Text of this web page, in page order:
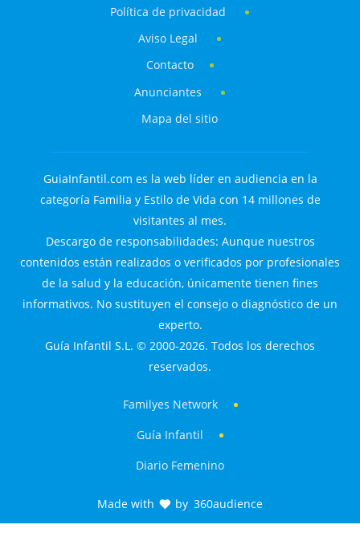
Política de privacidad
Aviso Legal
Contacto
Anunciantes
Mapa del sitio
GuiaInfantil.com es la web líder en audiencia en la
categoría Familia y Estilo de Vida con 14 millones de
visitantes al mes.
Descargo de responsabilidades: Aunque nuestros
contenidos están realizados o verificados por profesionales
de la salud y la educación, únicamente tienen fines
informativos. No sustituyen el consejo o diagnóstico de un
experto.
Guía Infantil S.L. © 2000-2026. Todos los derechos
reservados.
Familyes Network
Guía Infantil
Diario Femenino
Made with by 360audience